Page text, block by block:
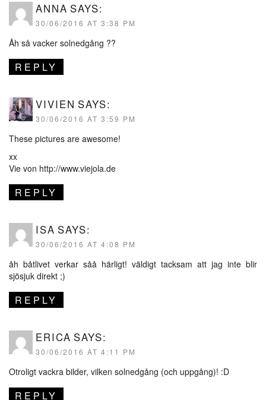
ANNA SAYS:
30/06/2016 AT 3:38 PM
Åh så vacker solnedgång ??
REPLY
VIVIEN SAYS:
30/06/2016 AT 3:59 PM
These pictures are awesome!
xx
Vie von http://www.viejola.de
REPLY
ISA SAYS:
30/06/2016 AT 4:08 PM
åh båtlivet verkar såå härligt! väldigt tacksam att jag inte blir
sjösjuk direkt ;)
REPLY
ERICA SAYS:
30/06/2016 AT 4:11 PM
Otroligt vackra bilder, vilken solnedgång (och uppgång)! :D
REPLY